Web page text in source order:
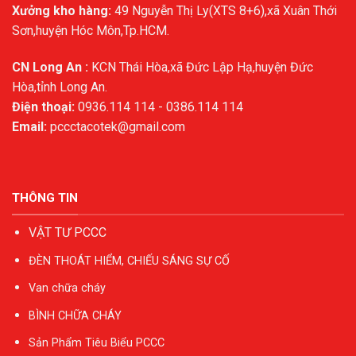
Xưởng kho hàng: 49 Nguyễn Thị Ly(XTS 8+6),xã Xuân Thới
Sơn,huyện Hóc Môn,Tp.HCM.
CN Long An : KCN Thái Hòa,xã Đức Lập Hạ,huyện Đức
Hòa,tỉnh Long An.
Điện thoại: 0936.114 114 - 0386.114 114
Email: pccctacotek@gmail.com
THÔNG TIN
VẬT TƯ PCCC
ĐÈN THOÁT HIỂM, CHIẾU SÁNG SỰ CỐ
Van chữa cháy
BÌNH CHỮA CHÁY
Sản Phẩm Tiêu Biểu PCCC